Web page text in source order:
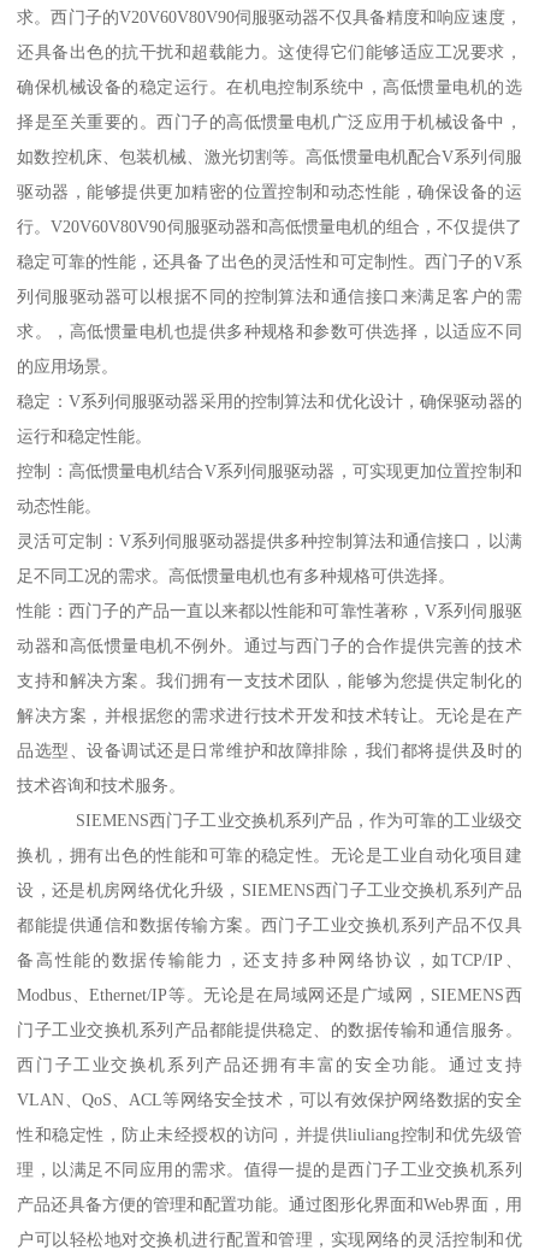
求。西门子的V20V60V80V90伺服驱动器不仅具备精度和响应速度，
还具备出色的抗干扰和超载能力。这使得它们能够适应工况要求，
确保机械设备的稳定运行。在机电控制系统中，高低惯量电机的选
择是至关重要的。西门子的高低惯量电机广泛应用于机械设备中，
如数控机床、包装机械、激光切割等。高低惯量电机配合V系列伺服
驱动器，能够提供更加精密的位置控制和动态性能，确保设备的运
行。V20V60V80V90伺服驱动器和高低惯量电机的组合，不仅提供了
稳定可靠的性能，还具备了出色的灵活性和可定制性。西门子的V系
列伺服驱动器可以根据不同的控制算法和通信接口来满足客户的需
求。，高低惯量电机也提供多种规格和参数可供选择，以适应不同
的应用场景。
稳定：V系列伺服驱动器采用的控制算法和优化设计，确保驱动器的
运行和稳定性能。
控制：高低惯量电机结合V系列伺服驱动器，可实现更加位置控制和
动态性能。
灵活可定制：V系列伺服驱动器提供多种控制算法和通信接口，以满
足不同工况的需求。高低惯量电机也有多种规格可供选择。
性能：西门子的产品一直以来都以性能和可靠性著称，V系列伺服驱
动器和高低惯量电机不例外。通过与西门子的合作提供完善的技术
支持和解决方案。我们拥有一支技术团队，能够为您提供定制化的
解决方案，并根据您的需求进行技术开发和技术转让。无论是在产
品选型、设备调试还是日常维护和故障排除，我们都将提供及时的
技术咨询和技术服务。
SIEMENS西门子工业交换机系列产品，作为可靠的工业级交
换机，拥有出色的性能和可靠的稳定性。无论是工业自动化项目建
设，还是机房网络优化升级，SIEMENS西门子工业交换机系列产品
都能提供通信和数据传输方案。西门子工业交换机系列产品不仅具
备高性能的数据传输能力，还支持多种网络协议，如TCP/IP、
Modbus、Ethernet/IP等。无论是在局域网还是广域网，SIEMENS西
门子工业交换机系列产品都能提供稳定、的数据传输和通信服务。
西门子工业交换机系列产品还拥有丰富的安全功能。通过支持
VLAN、QoS、ACL等网络安全技术，可以有效保护网络数据的安全
性和稳定性，防止未经授权的访问，并提供liuliang控制和优先级管
理，以满足不同应用的需求。值得一提的是西门子工业交换机系列
产品还具备方便的管理和配置功能。通过图形化界面和Web界面，用
户可以轻松地对交换机进行配置和管理，实现网络的灵活控制和优